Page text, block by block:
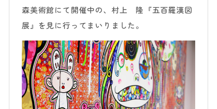
森美術館にて開催中の、村上 隆『五百羅漢図
展』を見に行ってまいりました。